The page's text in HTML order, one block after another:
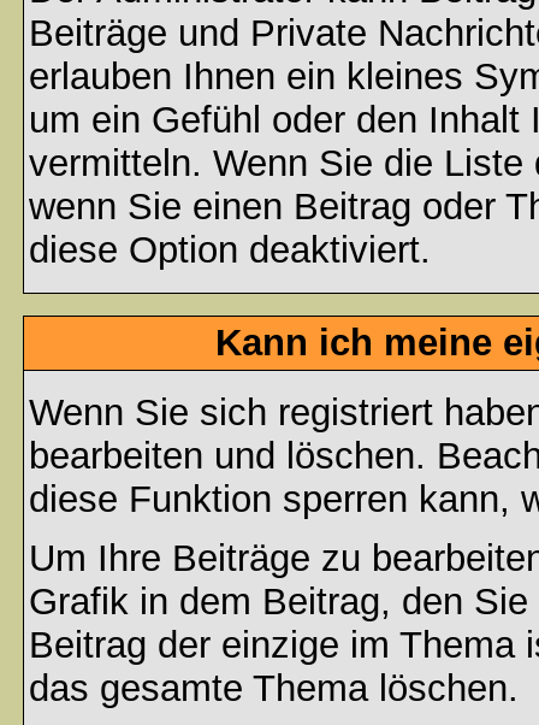
Beiträge und Private
erlauben Ihnen ein kleines
um ein Gefühl oder den
vermitteln. Wenn Sie die
wenn Sie einen Beitrag oder
diese Option deaktiviert.
Kann ich meine
Wenn Sie sich registriert
bearbeiten und löschen.
diese Funktion sperren kann,
Um Ihre Beiträge zu
Grafik in dem Beitrag, den
Beitrag der einzige im Thema
das gesamte Thema löschen.